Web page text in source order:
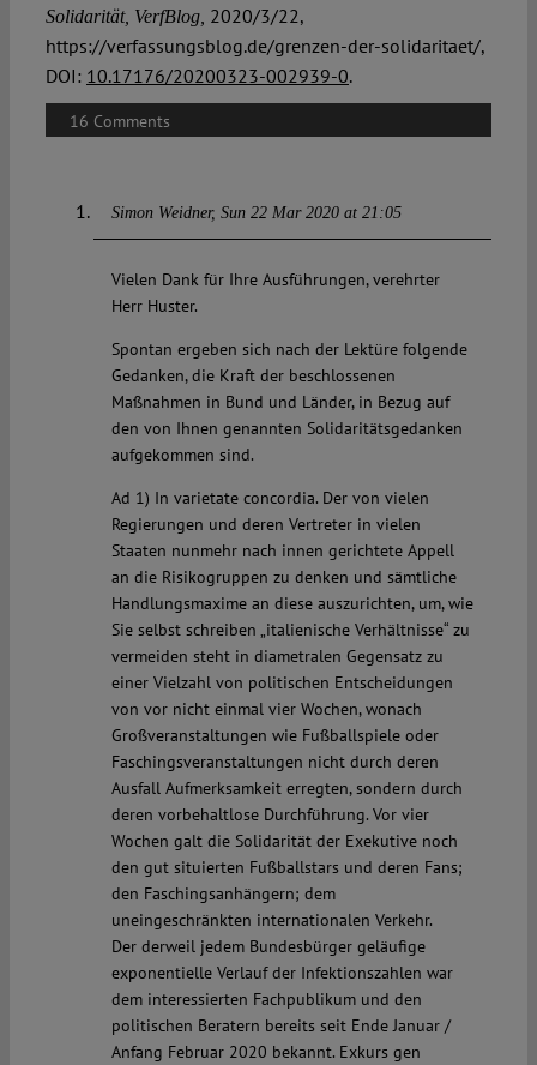
Solidarität, VerfBlog, 2020/3/22,
https://verfassungsblog.de/grenzen-der-solidaritaet/,
DOI: 10.17176/20200323-002939-0.
16 Comments
Simon Weidner Sun 22 Mar 2020 at 21:05
Vielen Dank für Ihre Ausführungen, verehrter
Herr Huster.
Spontan ergeben sich nach der Lektüre folgende
Gedanken, die Kraft der beschlossenen
Maßnahmen in Bund und Länder, in Bezug auf
den von Ihnen genannten Solidaritätsgedanken
aufgekommen sind.
Ad 1) In varietate concordia. Der von vielen
Regierungen und deren Vertreter in vielen
Staaten nunmehr nach innen gerichtete Appell
an die Risikogruppen zu denken und sämtliche
Handlungsmaxime an diese auszurichten, um, wie
Sie selbst schreiben „italienische Verhältnisse“ zu
vermeiden steht in diametralen Gegensatz zu
einer Vielzahl von politischen Entscheidungen
von vor nicht einmal vier Wochen, wonach
Großveranstaltungen wie Fußballspiele oder
Faschingsveranstaltungen nicht durch deren
Ausfall Aufmerksamkeit erregten, sondern durch
deren vorbehaltlose Durchführung. Vor vier
Wochen galt die Solidarität der Exekutive noch
den gut situierten Fußballstars und deren Fans;
den Faschingsanhängern; dem
uneingeschränkten internationalen Verkehr.
Der derweil jedem Bundesbürger geläufige
exponentielle Verlauf der Infektionszahlen war
dem interessierten Fachpublikum und den
politischen Beratern bereits seit Ende Januar /
Anfang Februar 2020 bekannt. Exkurs gen